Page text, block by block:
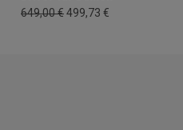
649,00 €499,73 €